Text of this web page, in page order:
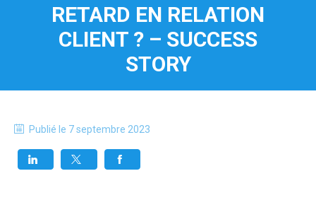
RETARD EN RELATION
CLIENT ? – SUCCESS
STORY
Publié le 7 septembre 2023